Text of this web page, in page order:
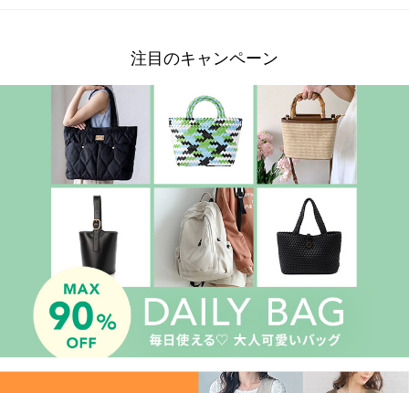
注目のキャンペーン